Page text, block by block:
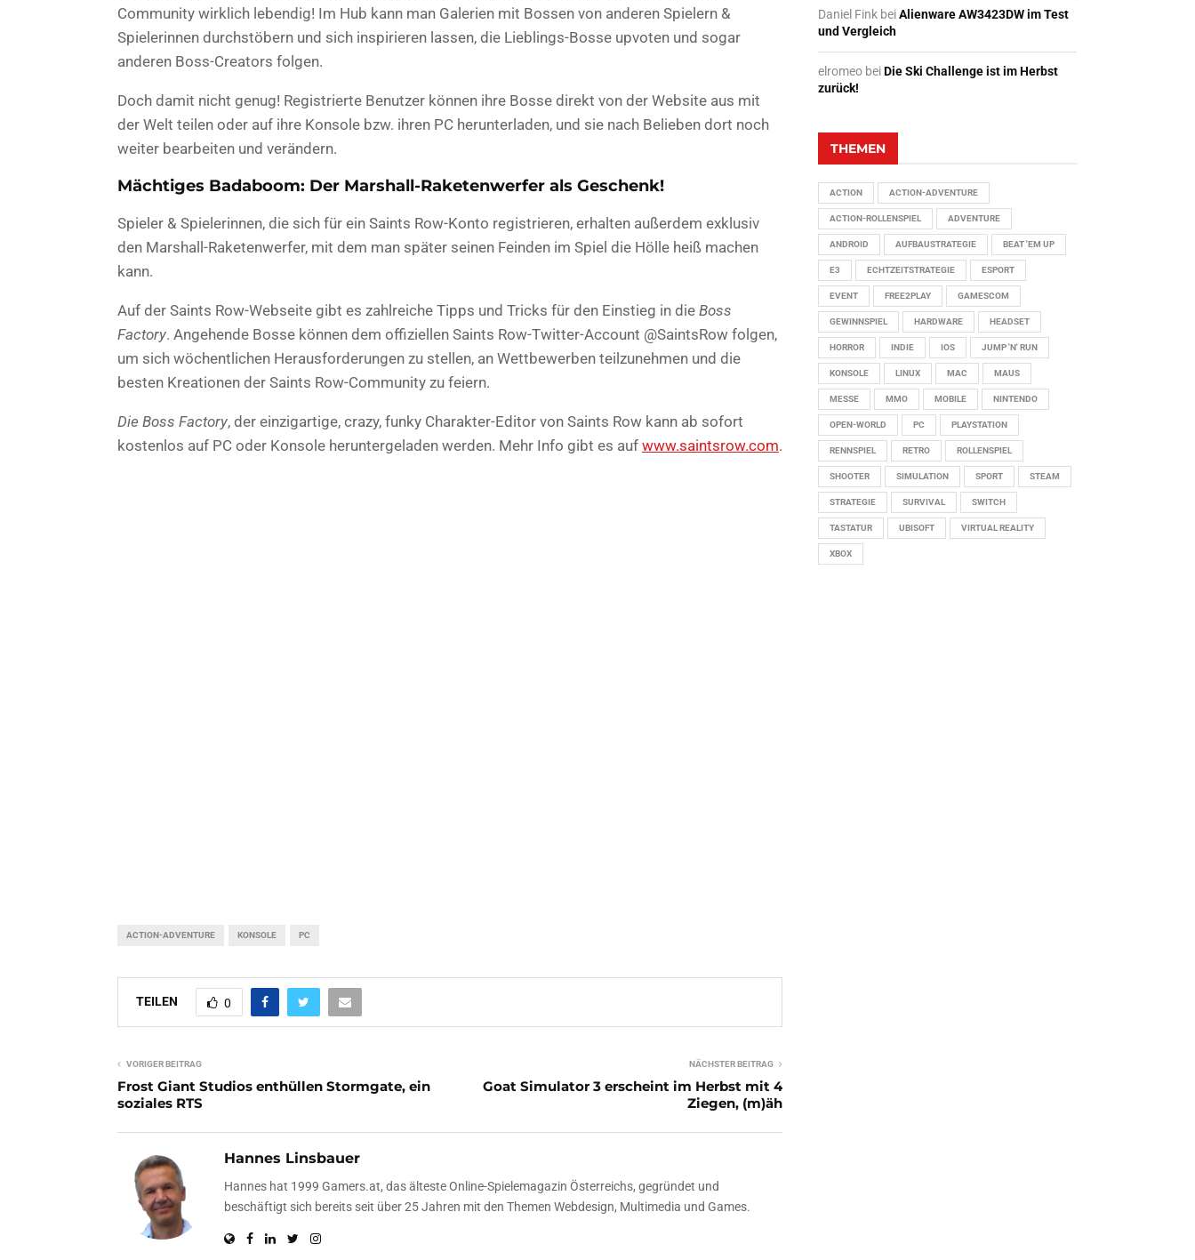
Community wirklich lebendig! Im Hub kann man Galerien mit Bossen von anderen Spielern &
Spielerinnen durchstöbern und sich inspirieren lassen, die Lieblings-Bosse upvoten und sogar
anderen Boss-Creators folgen.
Doch damit nicht genug! Registrierte Benutzer können ihre Bosse direkt von der Website aus mit
der Welt teilen oder auf ihre Konsole bzw. ihren PC herunterladen, und sie nach Belieben dort noch
weiter bearbeiten und verändern.
Mächtiges Badaboom: Der Marshall-Raketenwerfer als Geschenk!
Spieler & Spielerinnen, die sich für ein Saints Row-Konto registrieren, erhalten außerdem exklusiv
den Marshall-Raketenwerfer, mit dem man später seinen Feinden im Spiel die Hölle heiß machen
kann.
Auf der Saints Row-Webseite gibt es zahlreiche Tipps und Tricks für den Einstieg in die Boss
Factory. Angehende Bosse können dem offiziellen Saints Row-Twitter-Account @SaintsRow folgen,
um sich wöchentlichen Herausforderungen zu stellen, an Wettbewerben teilzunehmen und die
besten Kreationen der Saints Row-Community zu feiern.
Die Boss Factory, der einzigartige, crazy, funky Charakter-Editor von Saints Row kann ab sofort
kostenlos auf PC oder Konsole heruntergeladen werden. Mehr Info gibt es auf www.saintsrow.com.
ACTION-ADVENTURE KONSOLE PC
TEILEN 0
VORIGER BEITRAG
Frost Giant Studios enthüllen Stormgate, ein
soziales RTS
NÄCHSTER BEITRAG
Goat Simulator 3 erscheint im Herbst mit 4
Ziegen, (m)äh
Hannes Linsbauer
Hannes hat 1999 Gamers.at, das älteste Online-Spielemagazin Österreichs, gegründet und
beschäftigt sich bereits seit über 25 Jahren mit den Themen Webdesign, Multimedia und Games.
Daniel Fink beiAlienware AW3423DW im Test
und Vergleich
elromeo beiDie Ski Challenge ist im Herbst
zurück!
THEMEN
ACTION ACTION-ADVENTURE
ACTION-ROLLENSPIEL ADVENTURE
ANDROID AUFBAUSTRATEGIE BEAT 'EM UP
E3 ECHTZEITSTRATEGIE ESPORT
EVENT FREE2PLAY GAMESCOM
GEWINNSPIEL HARDWARE HEADSET
HORROR INDIE IOS JUMP 'N' RUN
KONSOLE LINUX MAC MAUS
MESSE MMO MOBILE NINTENDO
OPEN-WORLD PC PLAYSTATION
RENNSPIEL RETRO ROLLENSPIEL
SHOOTER SIMULATION SPORT STEAM
STRATEGIE SURVIVAL SWITCH
TASTATUR UBISOFT VIRTUAL REALITY
XBOX